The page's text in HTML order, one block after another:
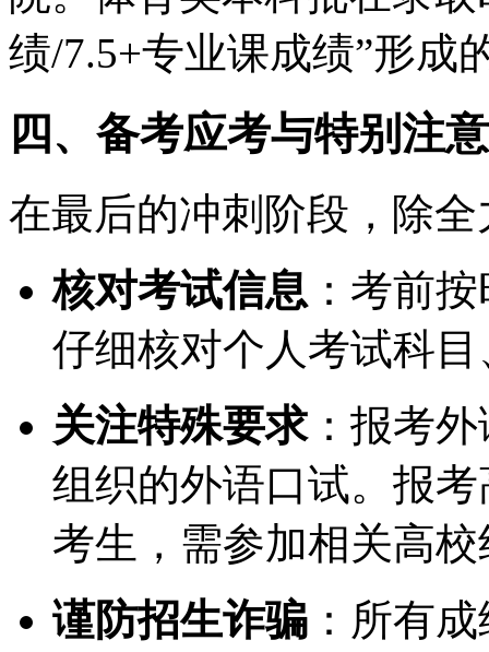
绩/7.5+专业课成绩”形成
四、备考应考与特别注
在最后的冲刺阶段，除
核对考试信息 ：考前
仔细核对个人考试科
关注特殊要求：报考
组织的外语口试。报
考生，需参加相关高
谨防招生诈骗 ：所有